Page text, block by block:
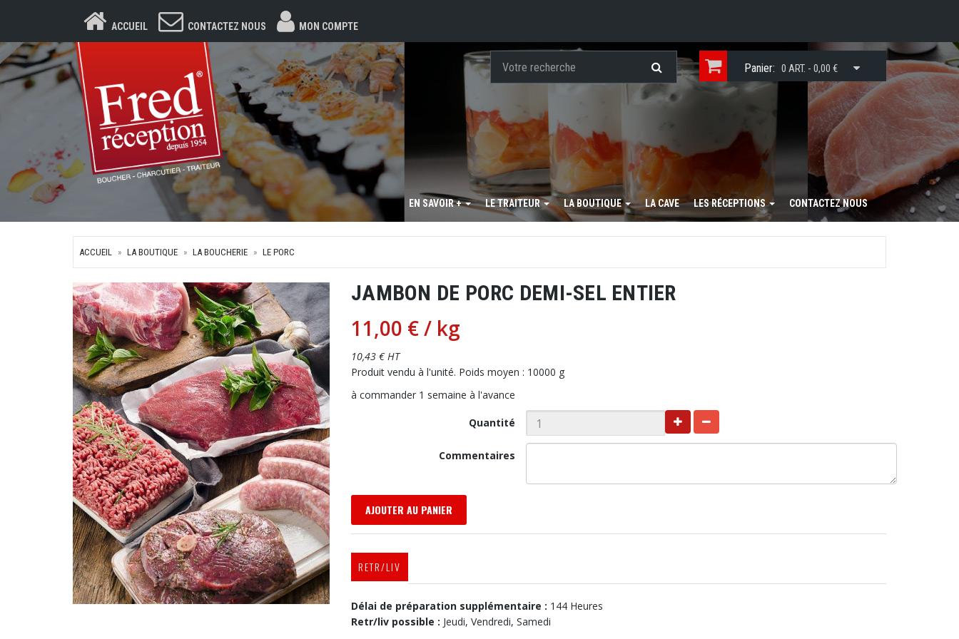
ACCUEIL CONTACTEZ NOUS MON COMPTE
Panier: 0 ART. - 0,00 €
EN SAVOIR + LE TRAITEUR LA BOUTIQUE LA CAVE LES RÉCEPTIONS CONTACTEZ NOUS
ACCUEIL LA BOUTIQUE LA BOUCHERIE LE PORC
JAMBON DE PORC DEMI-SEL ENTIER
11,00 €/ kg
10,43 € HT
Produit vendu à l'unité. Poids moyen : 10000 g
à commander 1 semaine à l'avance
Quantité
Commentaires
AJOUTER AU PANIER
RETR/LIV
Délai de préparation supplémentaire : 144 Heures
Retr/liv possible : Jeudi, Vendredi, Samedi